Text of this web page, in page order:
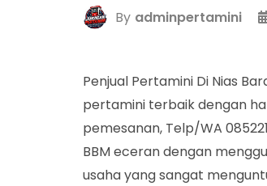
By adminpertamini
Penjual Pertamini Di Nias
pertamini terbaik dengan
pemesanan, Telp/WA
BBM eceran dengan
usaha yang sangat